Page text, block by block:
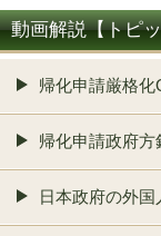
動画解説【トピ
帰化申請厳格化
帰化申請政府方
日本政府の外国